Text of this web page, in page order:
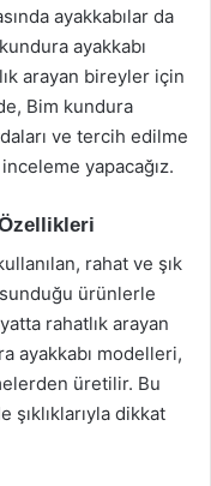
ayakkabılar da
ayakkabı
arayan bireyler için
Bim kundura
ve tercih edilme
yapacağız.
Özellikleri
rahat ve şık
ürünlerle
rahatlık arayan
ayakkabı modelleri,
üretilir. Bu
şıklıklarıyla dikkat